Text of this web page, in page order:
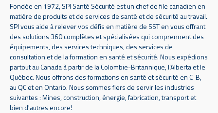
Fondée en 1972, SPI Santé Sécurité est un chef de file canadien en
matière de produits et de services de santé et de sécurité au travail.
SPI vous aide à relever vos défis en matière de SST en vous offrant
des solutions 360 complètes et spécialisées qui comprennent des
équipements, des services techniques, des services de
consultation et de la formation en santé et sécurité. Nous expédions
partout au Canada à partir de la Colombie-Britannique, l’Alberta et le
Québec. Nous offrons des formations en santé et sécurité en C-B,
au QC et en Ontario. Nous sommes fiers de servir les industries
suivantes : Mines, construction, énergie, fabrication, transport et
bien d'autres encore!